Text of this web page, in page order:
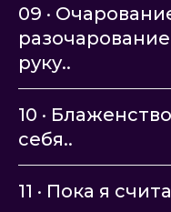
09 ·
руку..
10 ·
себя..
11 · Пока я